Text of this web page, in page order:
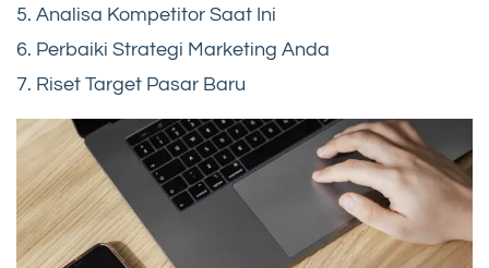
5. Analisa Kompetitor Saat Ini
6. Perbaiki Strategi Marketing Anda
7. Riset Target Pasar Baru